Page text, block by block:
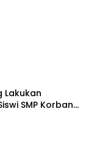
Lakukan
SMP Korban